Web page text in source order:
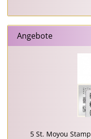
Angebote
5 St. Moyou